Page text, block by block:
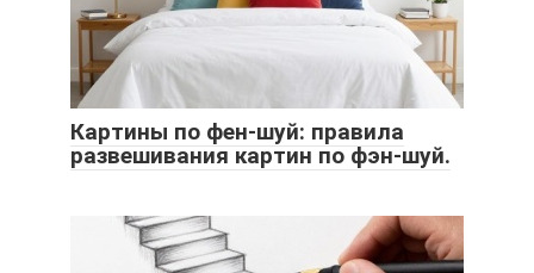
Картины по фен-шуй: правила
развешивания картин по фэн-шуй.